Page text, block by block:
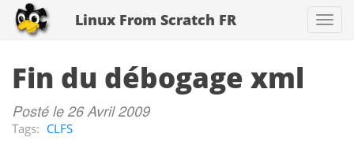
Linux From Scratch FR
Fin du débogage xml
Posté le 26 Avril 2009
Tags: CLFS